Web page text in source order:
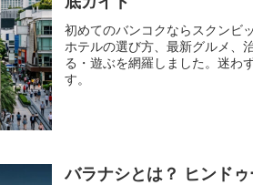
初めてのバンコクならスクンビ
ホテルの選び方、最新グルメ、
る・遊ぶを網羅しました。迷わ
す。
バラナシとは？ ヒンド